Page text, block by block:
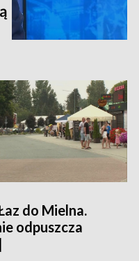
do Mielna.
odpuszcza